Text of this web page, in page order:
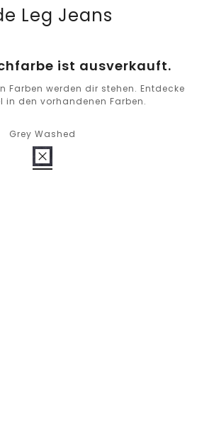
Leg Jeans
ist ausverkauft.
Farben werden dir stehen. Entdecke
in den vorhandenen Farben.
Grey Washed